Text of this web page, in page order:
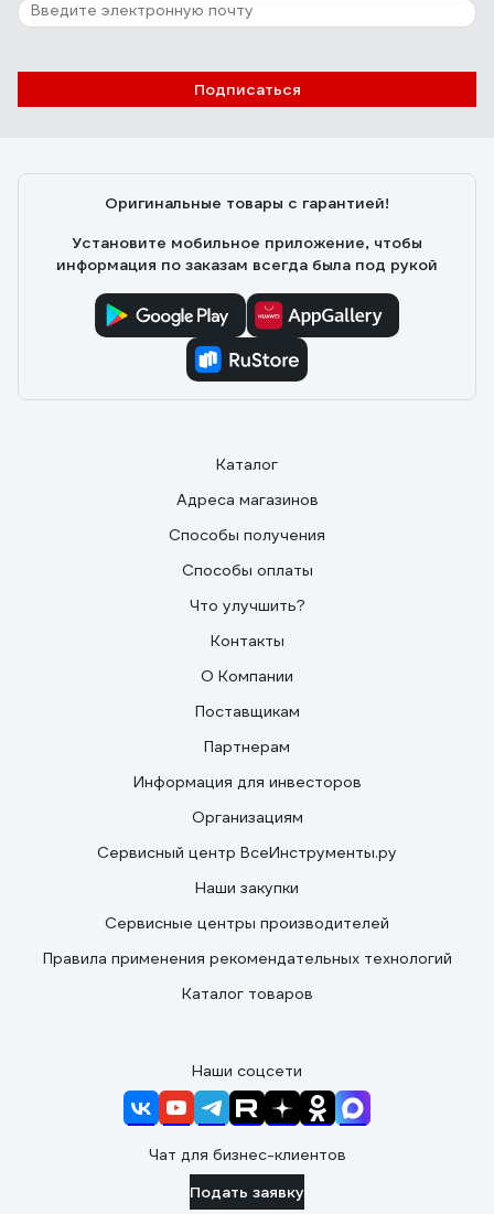
Подписаться
Оригинальные товары с гарантией!
Установите мобильное приложение, чтобы
информация по заказам всегда была под рукой
Каталог
Адреса магазинов
Способы получения
Способы оплаты
Что улучшить?
Контакты
О Компании
Поставщикам
Партнерам
Информация для инвесторов
Организациям
Сервисный центр ВсеИнструменты.ру
Наши закупки
Сервисные центры производителей
Правила применения рекомендательных технологий
Каталог товаров
Наши соцсети
Чат для бизнес-клиентов
Подать заявку